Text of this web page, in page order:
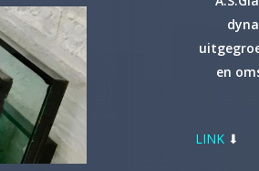
en
LINK ⬇︎